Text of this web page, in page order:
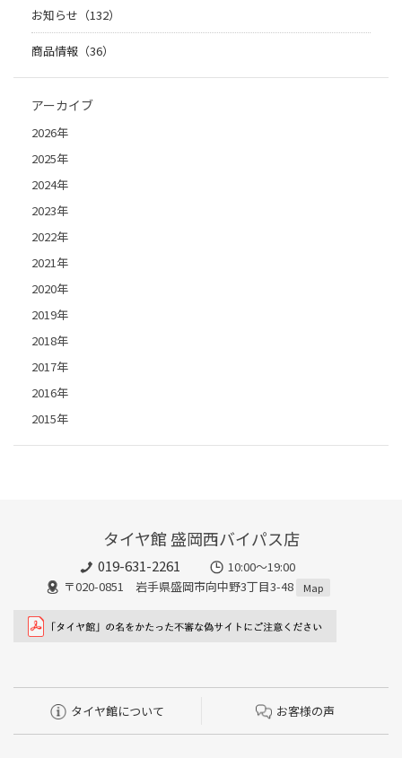
お知らせ（132）
商品情報（36）
アーカイブ
2026年
2025年
2024年
2023年
2022年
2021年
2020年
2019年
2018年
2017年
2016年
2015年
タイヤ館 盛岡西バイパス店
019-631-2261
10:00～19:00
〒020-0851 岩手県盛岡市向中野3丁目3-48
Map
タイヤ館について お客様の声